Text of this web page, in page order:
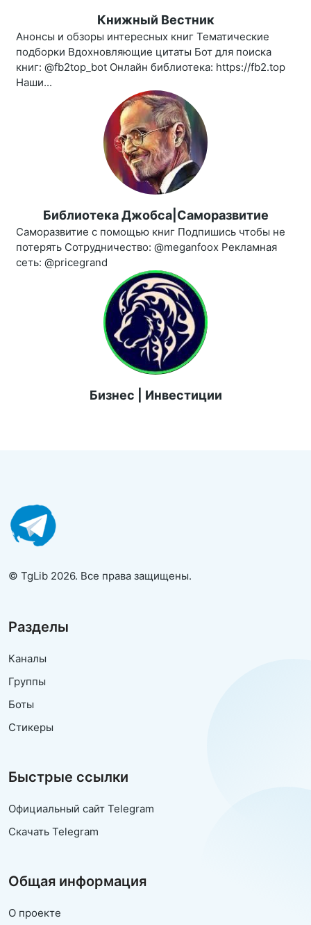
Книжный Вестник
Анонсы и обзоры интересных книг Тематические
подборки Вдохновляющие цитаты Бот для поиска
книг: @fb2top_bot Онлайн библиотека: https://fb2.top
Наши...
Библиотека Джобса|Саморазвитие
Саморазвитие с помощью книг Подпишись чтобы не
потерять Сотрудничество: @meganfoox Рекламная
сеть: @pricegrand
Бизнес | Инвестиции
© TgLib 2026. Все права защищены.
Разделы
Каналы
Группы
Боты
Стикеры
Быстрые ссылки
Официальный сайт Telegram
Скачать Telegram
Общая информация
О проекте